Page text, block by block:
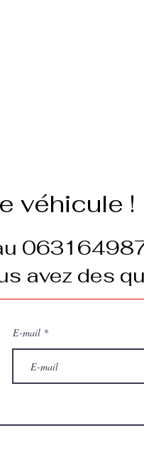
véhicule !
avez des
E-mail